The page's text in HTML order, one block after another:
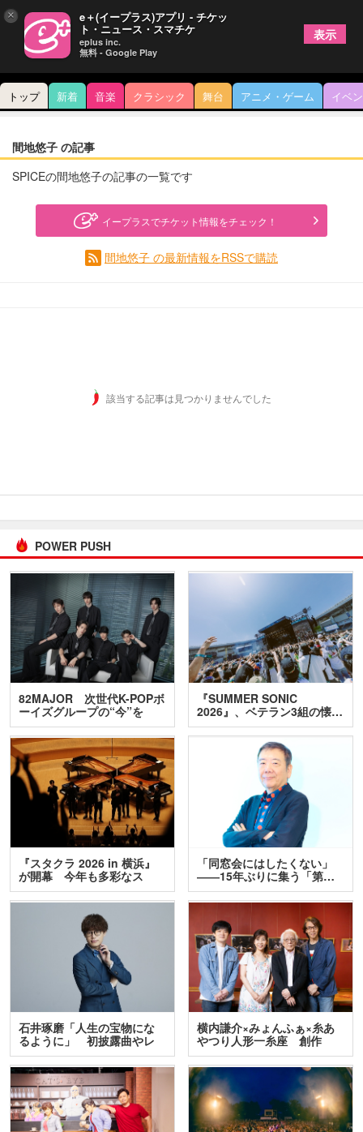
トップ 新着 音楽 クラシック 舞台 アニメ・ゲーム イベ
間地悠子 の記事
SPICEの間地悠子の記事の一覧です
イープラスでチケット情報をチェック！
間地悠子 の最新情報をRSSで購読
該当する記事は見つかりませんでした
POWER PUSH
82MAJOR 次世代K-POPボ
ーイズグループの“今”を
訊…
『SUMMER SONIC
2026』、ベテラン3組の懐…
『スタクラ 2026 in 横浜』
が開幕 今年も多彩なス
テ…
「同窓会にはしたくない」
――15年ぶりに集う「第…
石井琢磨「人生の宝物にな
るように」 初披露曲やレ
ア…
横内謙介×みょんふぁ×糸あ
やつり人形一糸座 創作
人…
× e＋(イープラス)アプリ - チケッ
ト・ニュース・スマチケ
eplus inc.
無料 - Google Play
表示